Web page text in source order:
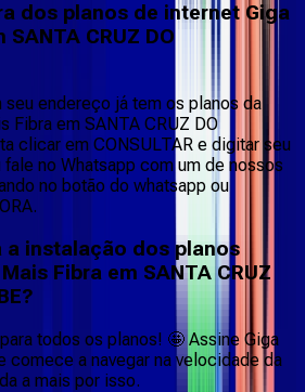
dos planos de internet Giga
CRUZ DO
seu endereço já tem os planos da
Fibra em SANTA CRUZ DO
clicar em CONSULTAR e digitar seu
fale no Whatsapp com um de nossos
no botão do whatsapp ou
a instalação dos planos
Fibra em SANTA CRUZ
todos os planos! 🤩 Assine Giga
comece a navegar na velocidade da
a mais por isso.